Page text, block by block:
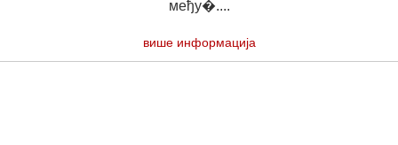
међу�....
више информација